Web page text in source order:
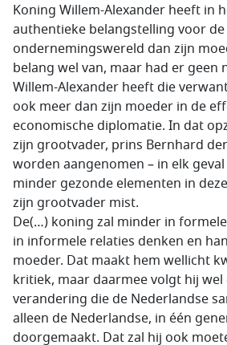
Koning Willem-Alexander heeft in
authentieke belangstelling voor de
ondernemingswereld dan zijn
belang wel van, maar had er geen
Willem-Alexander heeft die
ook meer dan zijn moeder in de
economische diplomatie. In dat
zijn grootvader, prins Bernhard
worden aangenomen – in elk
minder gezonde elementen in
zijn grootvader mist.
De(…) koning zal minder in
in informele relaties denken en
moeder. Dat maakt hem wellicht
kritiek, maar daarmee volgt hij
verandering die de Nederlandse
alleen de Nederlandse, in één
doorgemaakt. Dat zal hij ook